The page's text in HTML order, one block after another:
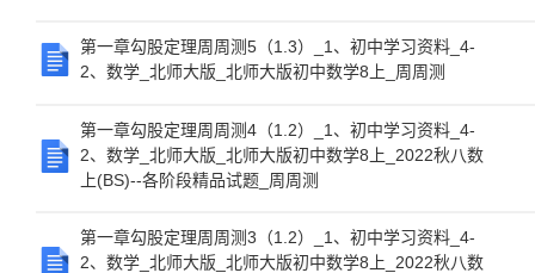
第一章勾股定理周周测5（1.3）_1、初中学习资料_4-
2、数学_北师大版_北师大版初中数学8上_周周测
第一章勾股定理周周测4（1.2）_1、初中学习资料_4-
2、数学_北师大版_北师大版初中数学8上_2022秋八数
上(BS)--各阶段精品试题_周周测
第一章勾股定理周周测3（1.2）_1、初中学习资料_4-
2、数学_北师大版_北师大版初中数学8上_2022秋八数